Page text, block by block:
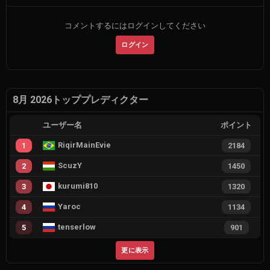
コメントするにはログインしてください
ログイン
8月 2026トッププレディクター
ユーザー名 ポイント
1 RiqirMainEvie 2184
2 ScuzY 1450
3 kurumi810 1320
4 Yaroc 1134
5 tenserlow 901
更に表示